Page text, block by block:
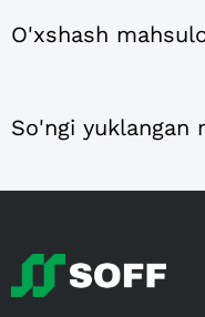
O'xshash
So'ngi yuklangan